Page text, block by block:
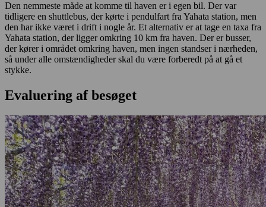
Den nemmeste måde at komme til haven er i egen bil. Der var
tidligere en shuttlebus, der kørte i pendulfart fra Yahata station, men
den har ikke været i drift i nogle år. Et alternativ er at tage en taxa fra
Yahata station, der ligger omkring 10 km fra haven. Der er busser,
der kører i området omkring haven, men ingen standser i nærheden,
så under alle omstændigheder skal du være forberedt på at gå et
stykke.
Evaluering af besøget